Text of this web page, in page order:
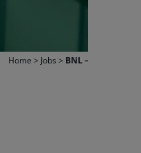
Home > Jobs > BNL – AREA IT –